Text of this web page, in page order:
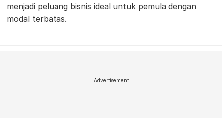
menjadi peluang bisnis ideal untuk pemula dengan
modal terbatas.
Advertisement